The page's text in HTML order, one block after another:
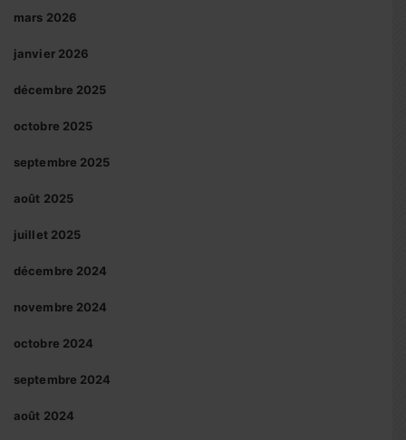
mars 2026
janvier 2026
décembre 2025
octobre 2025
septembre 2025
août 2025
juillet 2025
décembre 2024
novembre 2024
octobre 2024
septembre 2024
août 2024